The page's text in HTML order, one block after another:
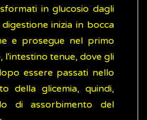
in glucosio dagli
inizia in bocca
e prosegue nel primo
tenue, dove gli
essere passati nello
della glicemia, quindi,
di assorbimento del